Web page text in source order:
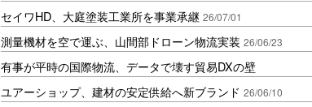
セイワHD、大庭塗装工業所を事業承継 26/07/01
測量機材を空で運ぶ、山間部ドローン物流実装 26/06/23
有事が平時の国際物流、データで壊す貿易DXの壁
ユアーショップ、建材の安定供給へ新ブランド 26/06/10